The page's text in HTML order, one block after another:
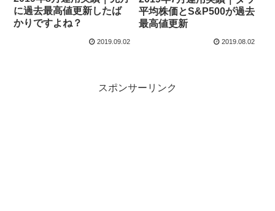
に過去最高値更新したば
かりですよね？
2019.09.02
平均株価とS&P500が過去
最高値更新
2019.08.02
スポンサーリンク